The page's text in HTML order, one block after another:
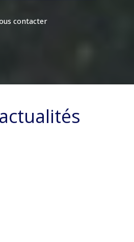
contacter